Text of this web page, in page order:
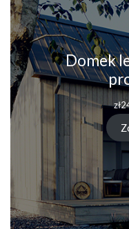
Domek
zł